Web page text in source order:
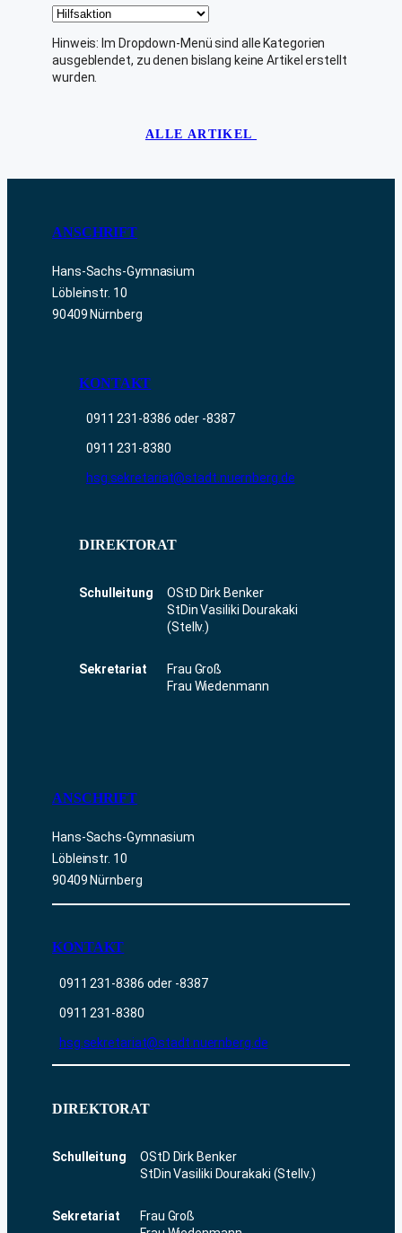
K
T
E
G
Hinweis: Im Dropdown-Menü sind alle Kategorien
ausgeblendet, zu denen bislang keine Artikel erstellt
wurden.
ALLE ARTIKEL
ANSCHRIFT
Hans-Sachs-Gymnasium
Löbleinstr. 10
90409 Nürnberg
KONTAKT
0911 231-8386 oder -8387
0911 231-8380
hsg.sekretariat@stadt.nuernberg.de
DIREKTORAT
Schulleitung
OStD Dirk Benker
StDin Vasiliki Dourakaki
(Stellv.)
Sekretariat
Frau Groß
Frau Wiedenmann
ANSCHRIFT
Hans-Sachs-Gymnasium
Löbleinstr. 10
90409 Nürnberg
KONTAKT
0911 231-8386 oder -8387
0911 231-8380
hsg.sekretariat@stadt.nuernberg.de
DIREKTORAT
Schulleitung
OStD Dirk Benker
StDin Vasiliki Dourakaki (Stellv.)
Sekretariat
Frau Groß